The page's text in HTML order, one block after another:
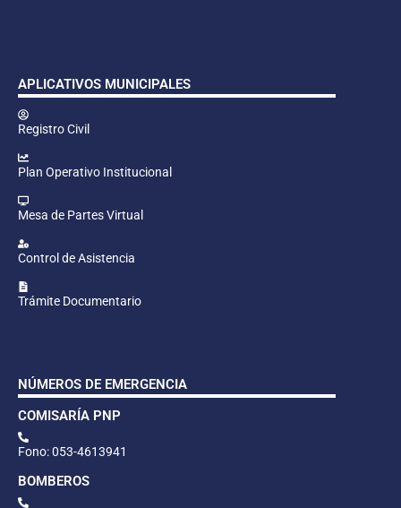
APLICATIVOS MUNICIPALES
Registro Civil
Plan Operativo Institucional
Mesa de Partes Virtual
Control de Asistencia
Trámite Documentario
NÚMEROS DE EMERGENCIA
COMISARÍA PNP
Fono: 053-4613941
BOMBEROS